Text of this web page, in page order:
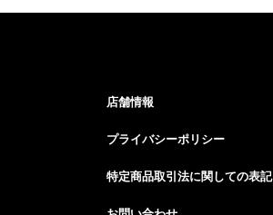
店舗情報
プライバシーポリシー
特定商品取引法に関しての表記